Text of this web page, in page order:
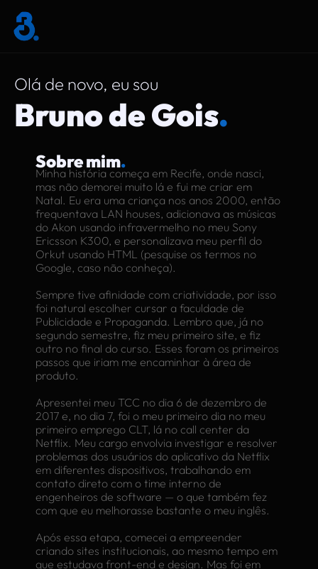
Olá de novo, eu sou
Bruno de Gois.
Sobre mim.
Minha história começa em Recife, onde nasci,
mas não demorei muito lá e fui me criar em
Natal. Eu era uma criança nos anos 2000, então
frequentava LAN houses, adicionava as músicas
do Akon usando infravermelho no meu Sony
Ericsson K300, e personalizava meu perfil do
Orkut usando HTML (pesquise os termos no
Google, caso não conheça).
Sempre tive afinidade com criatividade, por isso
foi natural escolher cursar a faculdade de
Publicidade e Propaganda. Lembro que, já no
segundo semestre, fiz meu primeiro site, e fiz
outro no final do curso. Esses foram os primeiros
passos que iriam me encaminhar à área de
produto.
Apresentei meu TCC no dia 6 de dezembro de
2017 e, no dia 7, foi o meu primeiro dia no meu
primeiro emprego CLT, lá no call center da
Netflix. Meu cargo envolvia investigar e resolver
problemas dos usuários do aplicativo da Netflix
em diferentes dispositivos, trabalhando em
contato direto com o time interno de
engenheiros de software — o que também fez
com que eu melhorasse bastante o meu inglês.
Após essa etapa, comecei a empreender
criando sites institucionais, ao mesmo tempo em
que estudava front-end e design. Mas foi em